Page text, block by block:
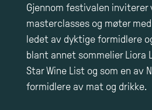
Gjennom festivalen inviterer
masterclasses og møter
ledet av dyktige formidlere
blant annet sommelier Liora
Star Wine List og som en av
formidlere av mat og drikke.